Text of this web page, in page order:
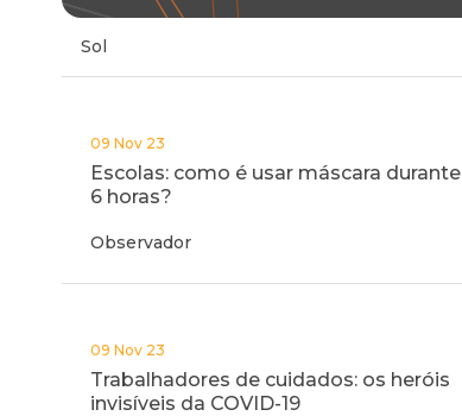
Sol
09 Nov 23
Escolas: como é usar máscara durante
6 horas?
Observador
09 Nov 23
Trabalhadores de cuidados: os heróis
invisíveis da COVID-19